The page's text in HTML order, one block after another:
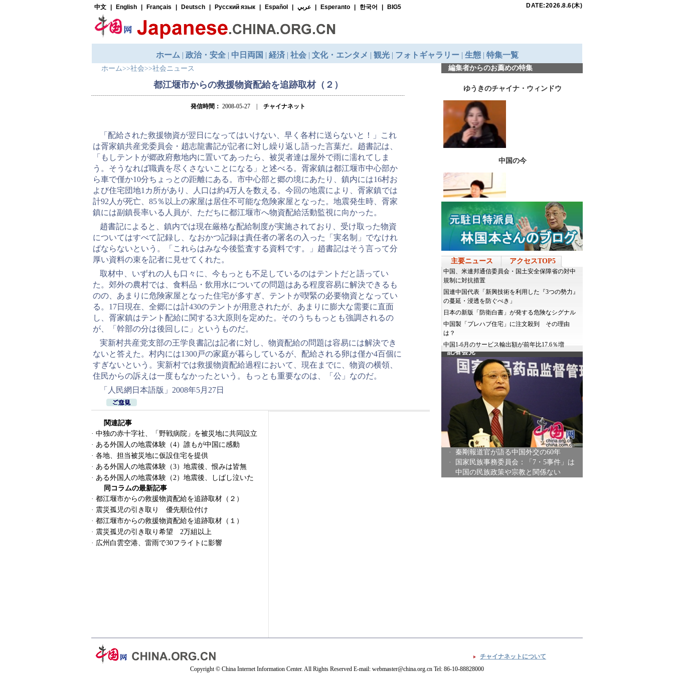
ホーム>>社会>>社会ニュース
都江堰市からの救援物資配給を追跡取材（２）
発信時間： 2008-05-27 | チャイナネット
「配給された救援物資が翌日になってはいけない、早く各村に送らないと！」これ
は胥家鎮共産党委員会・趙志龍書記が記者に対し繰り返し語った言葉だ。趙書記は、
「もしテントが郷政府敷地内に置いてあったら、被災者達は屋外で雨に濡れてしま
う。そうなれば職責を尽くさないことになる」と述べる。胥家鎮は都江堰市中心部か
ら車で僅か10分ちょっとの距離にある。市中心部と郷の境にあたり、鎮内には16村お
よび住宅団地1カ所があり、人口は約4万人を数える。今回の地震により、胥家鎮では
計92人が死亡、85％以上の家屋は居住不可能な危険家屋となった。地震発生時、胥家
鎮には副鎮長率いる人員が、ただちに都江堰市へ物資配給活動監視に向かった。
趙書記によると、鎮内では現在厳格な配給制度が実施されており、受け取った物資
についてはすべて記録し、なおかつ記録は責任者の署名の入った「実名制」でなけれ
ばならないという。「これらはみな今後監査する資料です。」趙書記はそう言って分
厚い資料の束を記者に見せてくれた。
取材中、いずれの人も口々に、今もっとも不足しているのはテントだと語ってい
た。郊外の農村では、食料品・飲用水についての問題はある程度容易に解決できるも
のの、あまりに危険家屋となった住宅が多すぎ、テントが喫緊の必要物資となってい
る。17日現在、全郷には計430のテントが用意されたが、あまりに膨大な需要に直面
し、胥家鎮はテント配給に関する3大原則を定めた。そのうちもっとも強調されるの
が、「幹部の分は後回しに」というものだ。
実新村共産党支部の王学良書記は記者に対し、物資配給の問題は容易には解決でき
ないと答えた。村内には1300戸の家庭が暮らしているが、配給される卵は僅か4百個に
すぎないという。実新村では救援物資配給過程において、現在までに、物資の横領、
住民からの訴えは一度もなかったという。もっとも重要なのは、「公」なのだ。
「人民網日本語版」2008年5月27日
関連記事
· 中独の赤十字社、「野戦病院」を被災地に共同設立
· ある外国人の地震体験（4）誰もが中国に感動
· 各地、担当被災地に仮設住宅を提供
· ある外国人の地震体験（3）地震後、恨みは皆無
· ある外国人の地震体験（2）地震後、しばし泣いた
同コラムの最新記事
· 都江堰市からの救援物資配給を追跡取材（２）
· 震災孤児の引き取り 優先順位付け
· 都江堰市からの救援物資配給を追跡取材（１）
· 震災孤児の引き取り希望 2万組以上
· 広州白雲空港、雷雨で30フライトに影響